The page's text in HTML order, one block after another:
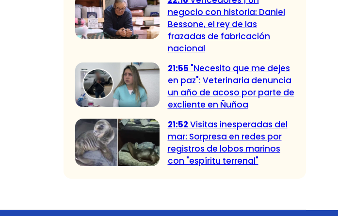
negocio con historia: Daniel
Bessone, el rey de las
frazadas de fabricación
nacional
21:55 "Necesito que me dejes
en paz": Veterinaria denuncia
un año de acoso por parte de
excliente en Ñuñoa
21:52 Visitas inesperadas del
mar: Sorpresa en redes por
registros de lobos marinos
con "espíritu terrenal"